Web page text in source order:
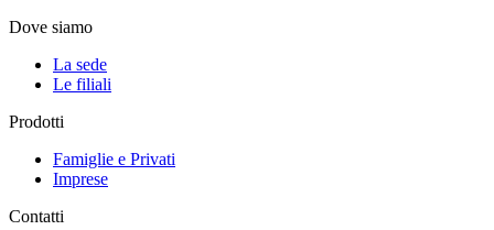
Dove siamo
La sede
Le filiali
Prodotti
Famiglie e Privati
Imprese
Contatti